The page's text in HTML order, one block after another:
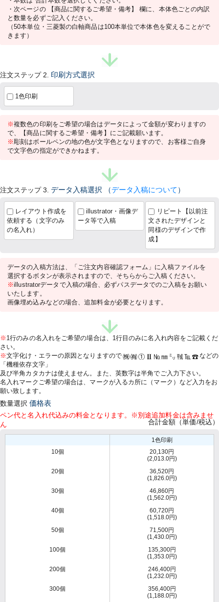
・次ページの 【商品に関するご希望・備考】 欄に、本体色ごとの内訳
と数量を必ずご記入ください。
（50本単位・三菱製の白軸商品は100本単位で本体色を変えることがで
きます）
注文ステップ 2. 印刷方式選択
1色印刷
※複数色の印刷をご希望の場合はデータによって金額が変わりますの
で、【商品に関するご希望・備考】にご記載願います。
※彫刻はボールペンの地の色が文字色となりますので、お客様ご自身
で文字色の指定ができかねます。
注文ステップ 3. データ入稿選択 （データ入稿について ）
レイアウト作成を
依頼する（文字のみ
の名入れ）
illustrator・画像デ
ータ等で入稿
リピート【以前注
文されたデザインと
同様のデザインで作
成】
データの入稿方法は、「ご注文内容確認フォーム」に入稿ファイルを
選択するボタンが表示されますので、そちらからご入稿ください。
※illustratorデータで入稿の場合、必ずパスデータでのご入稿をお願い
いたします。
画像埋め込みなどの場合、追加料金が必要となります。
※ 1行のみの名入れをご希望の場合は、1行目のみに名入れ内容をご記載くだ
さい。
※文字化け・エラーの原因となりますので
などの
「機種依存文字」
及び半角カタカナは使えません。また、英数字は半角でご入力下さい。
名入れマークご希望の場合は、マークが入るカ所に（マーク）など入力をお
願い致します。
数量選択 価格表
ペン代と名入れ代込みの料金となります。※別途追加料金は含みませ
ん
合計金額（単価/税込）
1色印刷
10個
20,130円
(2,013.0円)
20個
36,520円
(1,826.0円)
30個
46,860円
(1,562.0円)
40個
60,720円
(1,518.0円)
50個
71,500円
(1,430.0円)
100個
135,300円
(1,353.0円)
200個
246,400円
(1,232.0円)
300個
356,400円
(1,188.0円)